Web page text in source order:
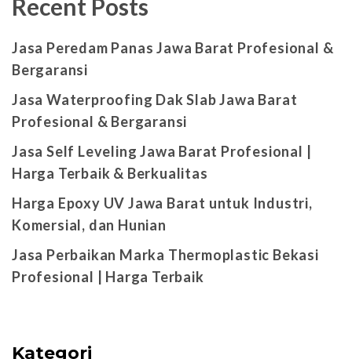
Recent Posts
Jasa Peredam Panas Jawa Barat Profesional &
Bergaransi
Jasa Waterproofing Dak Slab Jawa Barat
Profesional & Bergaransi
Jasa Self Leveling Jawa Barat Profesional |
Harga Terbaik & Berkualitas
Harga Epoxy UV Jawa Barat untuk Industri,
Komersial, dan Hunian
Jasa Perbaikan Marka Thermoplastic Bekasi
Profesional | Harga Terbaik
Kategori